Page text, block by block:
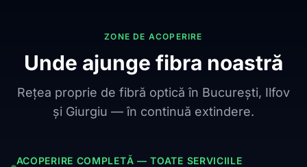
ZONE DE ACOPERIRE
Unde ajunge fibra noastră
Rețea proprie de fibră optică în București, Ilfov
și Giurgiu — în continuă extindere.
ACOPERIRE COMPLETĂ — TOATE SERVICIILE